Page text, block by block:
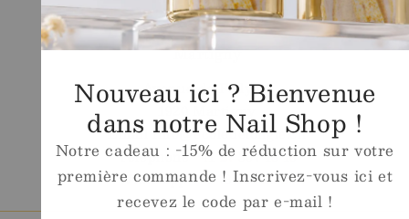
Nouveau ici ? Bienvenue
dans notre Nail Shop !
Notre cadeau : -15% de réduction sur votre
première commande ! Inscrivez-vous ici et
recevez le code par e-mail !
Magasin
Martigny
Avenue de Fully 63
1920 Martigny
Email info@ecoledelongle.ch
Téléphone+41 27 307 18 18
Whatsapp+41 78 615 23 60